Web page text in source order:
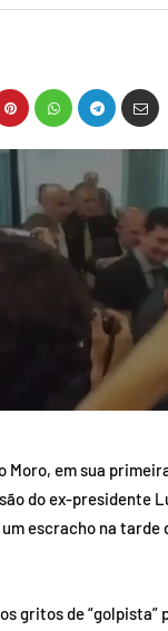
Moro, em sua
do ex-presidente
um escracho na
gritos de “golpista”